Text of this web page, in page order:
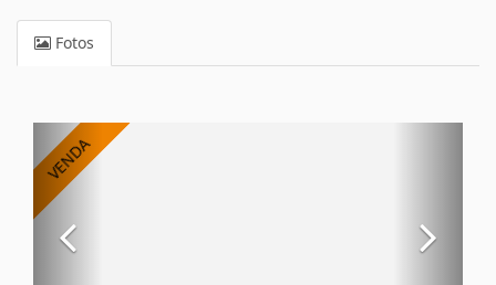
Fotos